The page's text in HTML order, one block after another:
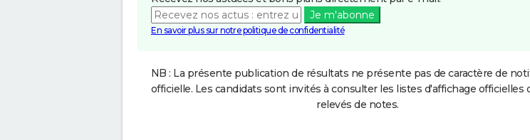
Je m'abonne
En savoir plus sur notre politique de confidentialité
NB : La présente publication de résultats ne présente pas de caractère de
officielle. Les candidats sont invités à consulter les listes d'affichage officielles
relevés de notes.